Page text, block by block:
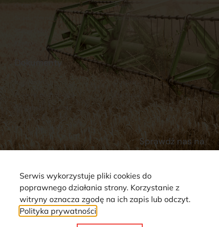
Dokumenty
Regulamin
Polityka prywatności
Reklamacje i zwroty
Dostawy
Płatności
Sklep internetowy
Praca
Ubezpieczenia
Sprawdź nas na
Strona wykorzystuje pliki cookie. Wszystkie prawa zastrzeżone ©
Serwis wykorzystuje pliki cookies do
poprawnego działania strony. Korzystanie z
witryny oznacza zgodę na ich zapis lub odczyt.
Polityka prywatności